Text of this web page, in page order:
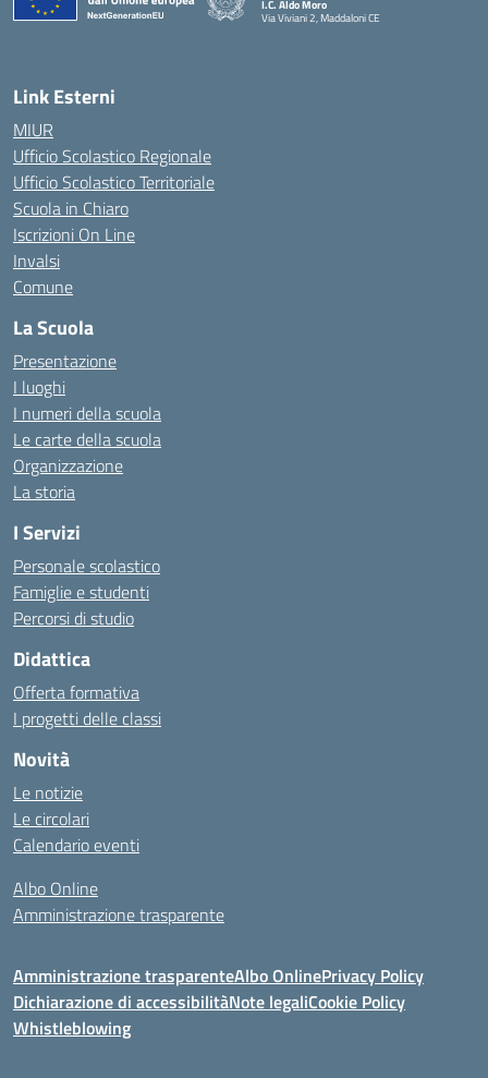
I.C. Aldo Moro
Via Viviani 2, Maddaloni CE
Link Esterni
MIUR
Ufficio Scolastico Regionale
Ufficio Scolastico Territoriale
Scuola in Chiaro
Iscrizioni On Line
Invalsi
Comune
La Scuola
Presentazione
I luoghi
I numeri della scuola
Le carte della scuola
Organizzazione
La storia
I Servizi
Personale scolastico
Famiglie e studenti
Percorsi di studio
Didattica
Offerta formativa
I progetti delle classi
Novità
Le notizie
Le circolari
Calendario eventi
Albo Online
Amministrazione trasparente
Amministrazione trasparenteAlbo OnlinePrivacy Policy
Dichiarazione di accessibilitàNote legaliCookie Policy
Whistleblowing